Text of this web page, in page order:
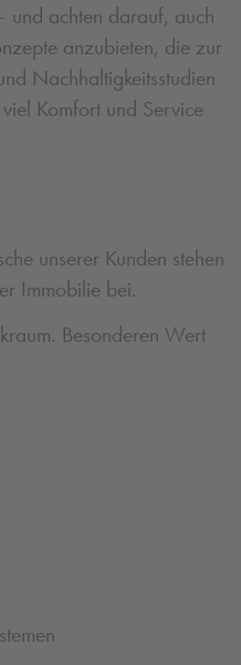
und achten darauf, auch
anzubieten, die zur
Nachhaltigkeitsstudien
Komfort und Service
unserer Kunden stehen
Immobilie bei.
Besonderen Wert